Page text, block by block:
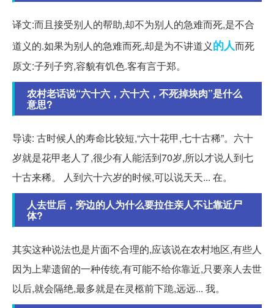
译文:而且接受别人的帮助,却不为别人的急难而死,是不合
道义的.如果为别人的急难而死,却是为不讲道义的人而死
原文:子列子穷,容貌有饥色.客有言于郑。
农村老话说“六十六，六十六，不死掉块肉”是什么
意思?
导读: 古时候人的寿命比较短,“六十花甲,七十古稀”。六十
岁就是花甲老人了,很少有人能活到70岁,所以才说人到七
十古来稀。 人到六十六岁的时候,可以说天天... 在。
人去世后，旁边的人为什么要拉住亲人不让靠近尸
体?
其实这种说法也是片面不合理的,应该说在农村地区,有些人
因为上辈遗留的一种传统,有可能不给你靠近,只要亲人去世
以后,就会隔绝,最多就是在灵柩前下跪,远远... 我。